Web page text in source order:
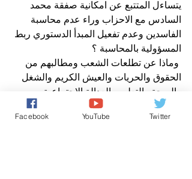
يتساءل المتتبع عن امكانية صفقة محمد
السادس مع الاحزاب وراء عدم محاسبة
الفاسدين وعدم تفعيل المبدأ الدستوري ربط
المسؤولية بالمحاسبة ؟
وماذا عن تطلعات الشعب ومطالبهم من
الحقوق والحريات والعيش الكريم والشغل
والصحة والتعليم والعدالة الاجتماعية
ومحاسبة الفاسدين ؟!؟
Facebook YouTube Twitter